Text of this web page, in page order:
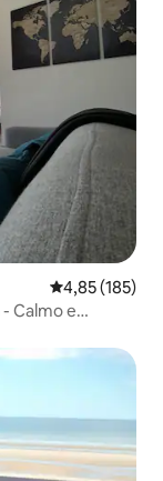
Classificação
4,85 (185)
Calmo e